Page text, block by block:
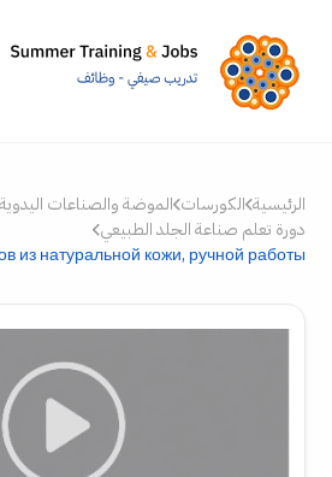
الرئيسية الكورسات الموضة والصناعات
دورة تعلم صناعة الجلد الطبيعي
из натуральной кожи, ручной работы.